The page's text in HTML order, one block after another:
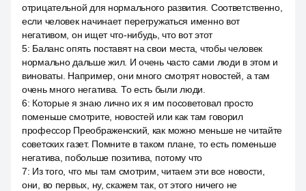
отрицательной для нормального развития. Соответственно,
если человек начинает перегружаться именно вот
негативом, он ищет что-нибудь, что вот этот
5: Баланс опять поставят на свои места, чтобы человек
нормально дальше жил. И очень часто сами люди в этом и
виноваты. Например, они много смотрят новостей, а там
очень много негатива. То есть были люди.
6: Которые я знаю лично их я им посоветовал просто
поменьше смотрите, новостей или как там говорил
профессор Преображенский, как можно меньше не читайте
советских газет. Помните в таком плане, то есть поменьше
негатива, побольше позитива, потому что
7: Из того, что мы там смотрим, читаем эти все новости,
они, во первых, ну, скажем так, от этого ничего не